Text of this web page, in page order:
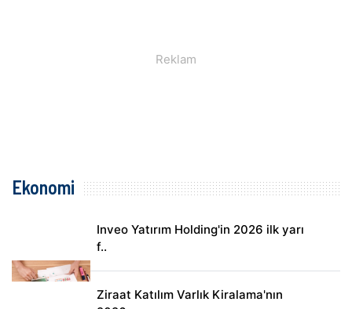
Ekonomi
Inveo Yatırım Holding'in 2026 ilk yarı
f..
Ziraat Katılım Varlık Kiralama'nın